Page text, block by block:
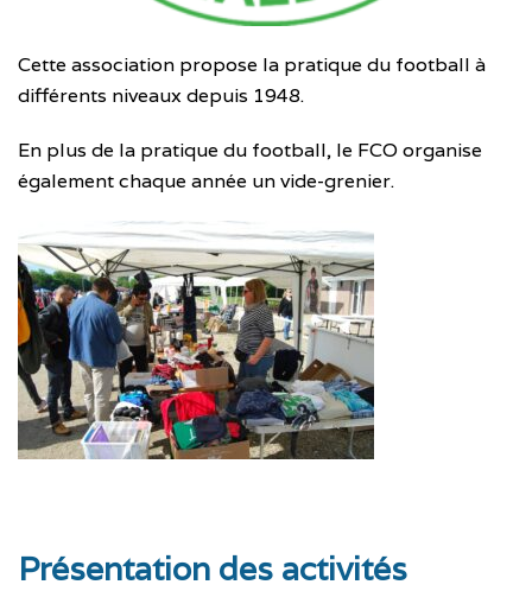
Cette association propose la pratique du football à
différents niveaux depuis 1948.
En plus de la pratique du football, le FCO organise
également chaque année un vide-grenier.
Présentation des activités